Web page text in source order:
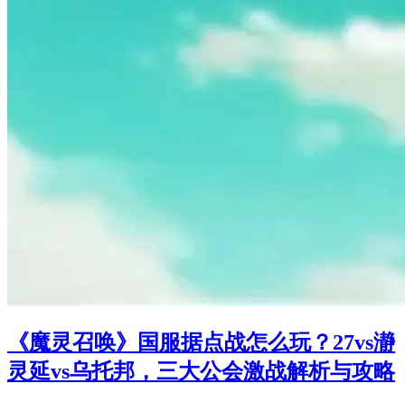
《魔灵召唤》国服据点战怎么玩？27vs瀞
灵延vs乌托邦，三大公会激战解析与攻略